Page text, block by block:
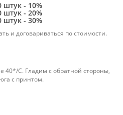
10%
20%
30%
и договариваться по стоимости.
40*/С. Гладим с обратной стороны,
с принтом.